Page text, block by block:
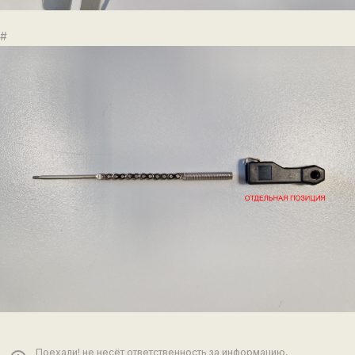
#
Поехали! не несёт ответственность за информацию,